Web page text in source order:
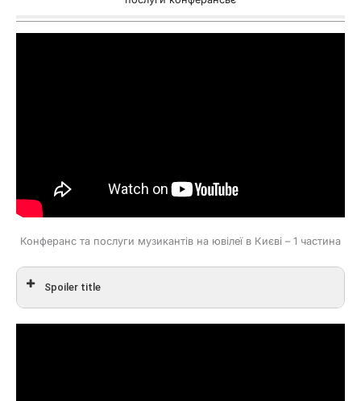
Конферанс та послуги музикантів на ювілеї в Києві – 1 частина
Spoiler title